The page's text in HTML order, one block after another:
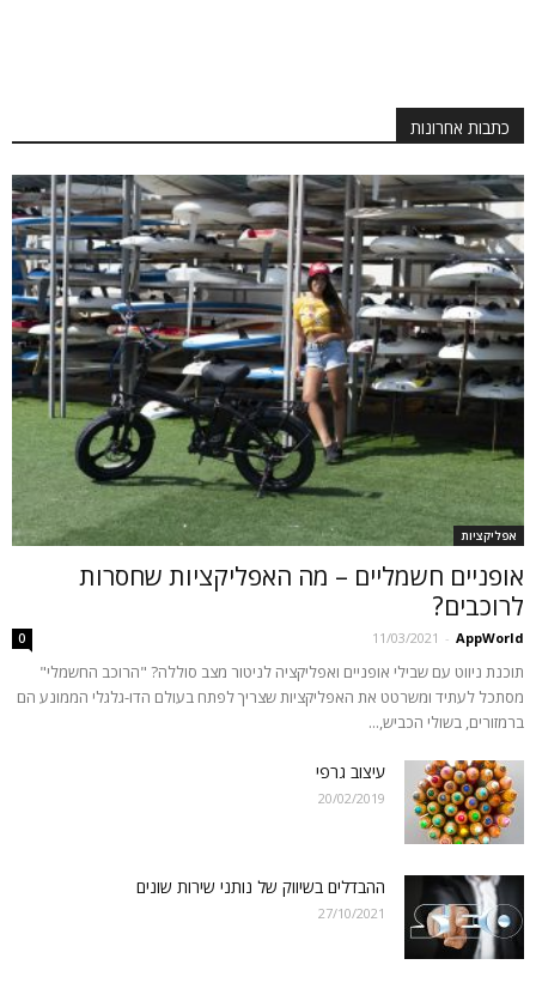
כתבות אחרונות
אפליקציות
אופניים חשמליים – מה האפליקציות שחסרות
לרוכבים?
AppWorld
-
11/03/2021
0
תוכנת ניווט עם שבילי אופניים ואפליקציה לניטור מצב סוללה? "הרוכב החשמלי"
מסתכל לעתיד ומשרטט את האפליקציות שצריך לפתח בעולם הדו-גלגלי הממונע הם
ברמזורים, בשולי הכביש,...
עיצוב גרפי
20/02/2019
ההבדלים בשיווק של נותני שירות שונים
27/10/2021